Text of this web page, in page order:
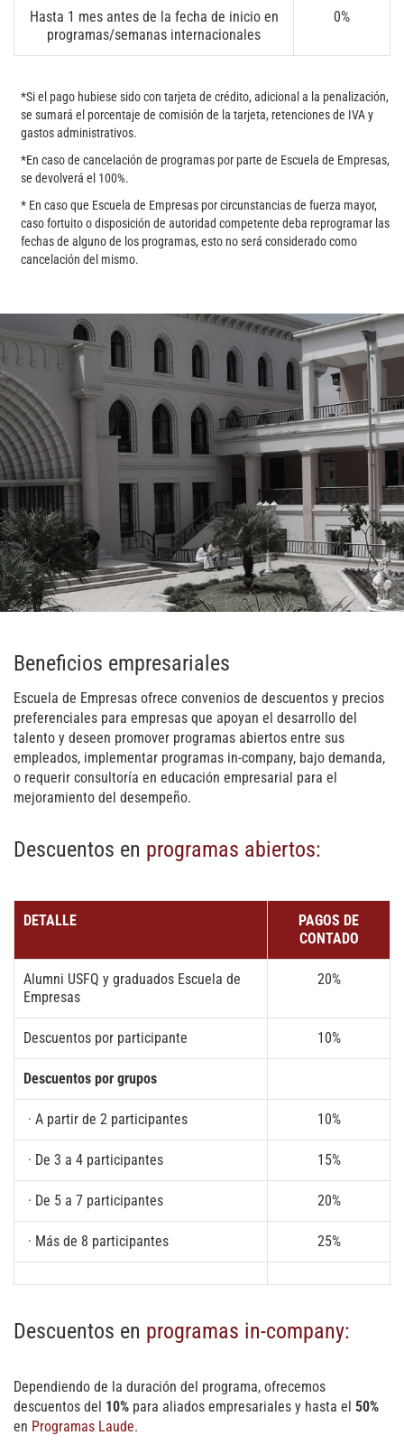
Hasta 1 mes antes de la fecha de inicio en
programas/semanas internacionales
0%
*Si el pago hubiese sido con tarjeta de crédito, adicional a la penalización,
se sumará el porcentaje de comisión de la tarjeta, retenciones de IVA y
gastos administrativos.
*En caso de cancelación de programas por parte de Escuela de Empresas,
se devolverá el 100%.
* En caso que Escuela de Empresas por circunstancias de fuerza mayor,
caso fortuito o disposición de autoridad competente deba reprogramar las
fechas de alguno de los programas, esto no será considerado como
cancelación del mismo.
Beneficios empresariales
Escuela de Empresas ofrece convenios de descuentos y precios
preferenciales para empresas que apoyan el desarrollo del
talento y deseen promover programas abiertos entre sus
empleados, implementar programas in-company, bajo demanda,
o requerir consultoría en educación empresarial para el
mejoramiento del desempeño.
Descuentos en programas abiertos:
DETALLE
PAGOS DE
CONTADO
Alumni USFQ y graduados Escuela de
Empresas
20%
Descuentos por participante 10%
Descuentos por grupos
· A partir de 2 participantes 10%
· De 3 a 4 participantes 15%
· De 5 a 7 participantes 20%
· Más de 8 participantes 25%
Descuentos en programas in-company:
Dependiendo de la duración del programa, ofrecemos
descuentos del 10% para aliados empresariales y hasta el 50%
en Programas Laude.